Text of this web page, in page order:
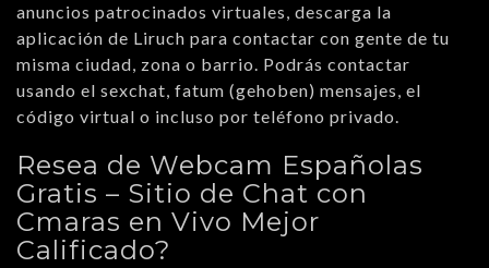
anuncios patrocinados virtuales, descarga la
aplicación de Liruch para contactar con gente de tu
misma ciudad, zona o barrio. Podrás contactar
usando el sexchat, fatum (gehoben) mensajes, el
código virtual o incluso por teléfono privado.
Resea de Webcam Españolas
Gratis – Sitio de Chat con
Cmaras en Vivo Mejor
Calificado?